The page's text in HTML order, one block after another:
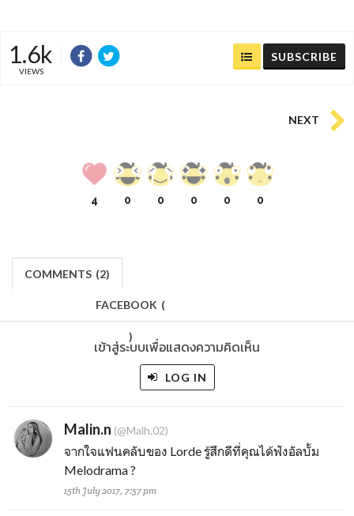
1.6k
VIEWS
SUBSCRIBE
NEXT
4 0 0 0 0 0
COMMENTS (2)
FACEBOOK (
)
เข้าสู่ระบบเพื่อแสดงความคิดเห็น
LOG IN
Malin.n (@Malh.02)
จากใจแฟนคลับของ Lorde รู้สึกดีที่คุณได้ฟังอัลบั้ม
Melodrama ?
15th July 2017, 7:57 pm